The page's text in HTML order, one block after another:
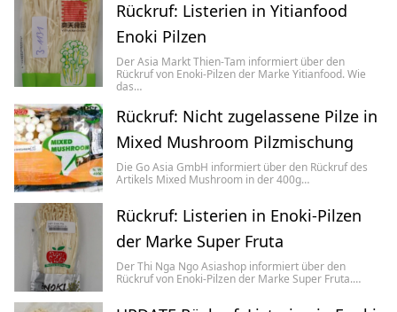
Rückruf: Listerien in Yitianfood
Enoki Pilzen
Der Asia Markt Thien-Tam informiert über den
Rückruf von Enoki-Pilzen der Marke Yitianfood. Wie
das…
Rückruf: Nicht zugelassene Pilze in
Mixed Mushroom Pilzmischung
Die Go Asia GmbH informiert über den Rückruf des
Artikels Mixed Mushroom in der 400g…
Rückruf: Listerien in Enoki-Pilzen
der Marke Super Fruta
Der Thi Nga Ngo Asiashop informiert über den
Rückruf von Enoki-Pilzen der Marke Super Fruta.…